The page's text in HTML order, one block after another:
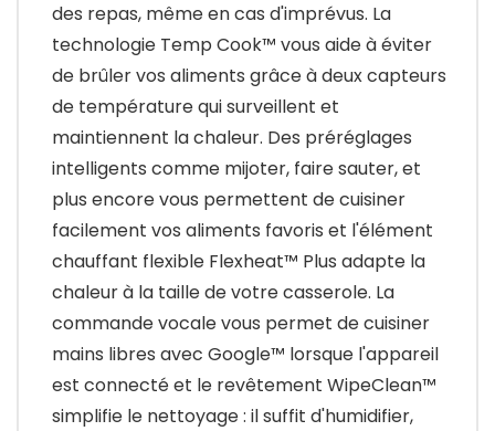
des repas, même en cas d'imprévus. La
technologie Temp Cook™ vous aide à éviter
de brûler vos aliments grâce à deux capteurs
de température qui surveillent et
maintiennent la chaleur. Des préréglages
intelligents comme mijoter, faire sauter, et
plus encore vous permettent de cuisiner
facilement vos aliments favoris et l'élément
chauffant flexible Flexheat™ Plus adapte la
chaleur à la taille de votre casserole. La
commande vocale vous permet de cuisiner
mains libres avec Google™ lorsque l'appareil
est connecté et le revêtement WipeClean™
simplifie le nettoyage : il suffit d'humidifier,